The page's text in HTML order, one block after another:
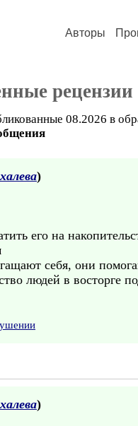
Авторы
рецензии
08.2026 в
)
его на
себя, они
людей в восторге
)